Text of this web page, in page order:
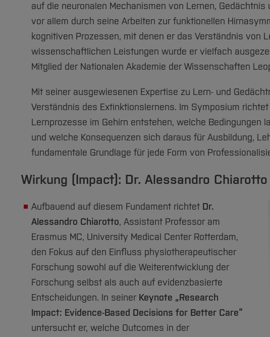
auf die neuronalen Mechanismen von Lernen,
vor allem durch seine Arbeiten zur funktionellen
kognitiven Prozessen, mit denen er das Verständnis von
wissenschaftlichen Leistungen wurde er vielfach
Mitglied der Nationalen Akademie der Wissenschaften
Mit seiner ausgewiesenen Expertise zu Lern- und
Verständnis des Extinktionslernens. Im Symposium
Lernprozesse im Gehirn entstehen, welche Bedingungen
und welche Konsequenzen sich daraus für Ausbildung,
fundamentale Grundlage für jede Form von
Wirkung (Impact): Dr. Alessandro
Aufbauend auf diesem Fundament richtet Dr.
Alessandro Chiarotto, Assistant Professor am
Erasmus MC, University Medical Center Rotterdam,
den Fokus auf den Einfluss physiotherapeutischer
Forschung sowohl auf die Weiterentwicklung der
Forschung selbst als auch auf evidenzbasierte
Entscheidungen. In seiner Keynote „Research
Impact: Evidence-Based Decisions for Better Care“
untersucht er, welche Outcomes in der